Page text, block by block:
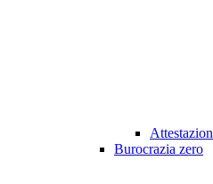
Burocrazia zero